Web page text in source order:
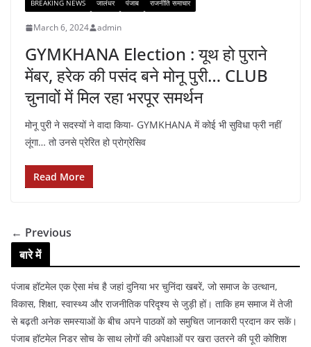
BREAKING NEWS जालंधर पंजाब राजनीति समाचार
March 6, 2024 admin
GYMKHANA Election : यूथ हो पुराने
मेंबर, हरेक की पसंद बने मोनू पुरी… CLUB
चुनावों में मिल रहा भरपूर समर्थन
मोनू पुरी ने सदस्यों ने वादा किया- GYMKHANA में कोई भी सुविधा फ्री नहीं
लूंगा… तो उनसे प्रेरित हो प्रोग्रेसिव
Read More
← Previous
बारे में
पंजाब हॉटमेल एक ऐसा मंच है जहां दुनिया भर चुनिंदा खबरें, जो समाज के उत्थान,
विकास, शिक्षा, स्वास्थ्य और राजनीतिक परिदृश्य से जुड़ी हों। ताकि हम समाज में तेजी
से बढ़ती अनेक समस्याओं के बीच अपने पाठकों को समुचित जानकारी प्रदान कर सकें।
पंजाब हॉटमेल निडर सोच के साथ लोगों की अपेक्षाओं पर खरा उतरने की पूरी कोशिश